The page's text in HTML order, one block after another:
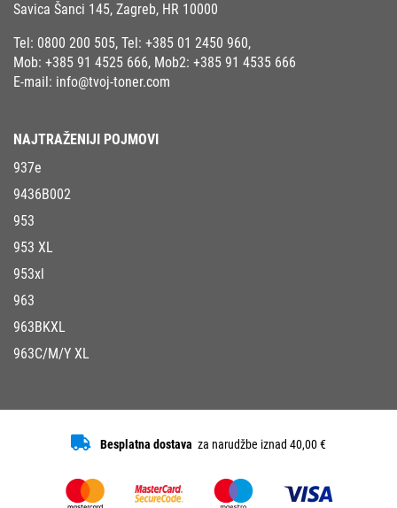
Savica Šanci 145, Zagreb, HR 10000
Tel: 0800 200 505, Tel: +385 01 2450 960,
Mob: +385 91 4525 666, Mob2: +385 91 4535 666
E-mail: info@tvoj-toner.com
NAJTRAŽENIJI POJMOVI
937e
9436B002
953
953 XL
953xl
963
963BKXL
963C/M/Y XL
Besplatna dostava za narudžbe iznad 40,00 €